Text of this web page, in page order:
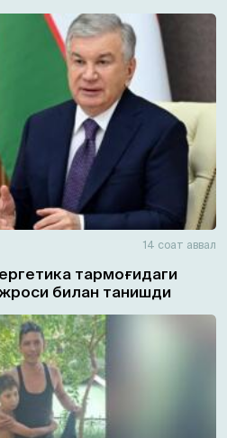
14 соат аввал
тармоғидаги
билан танишди